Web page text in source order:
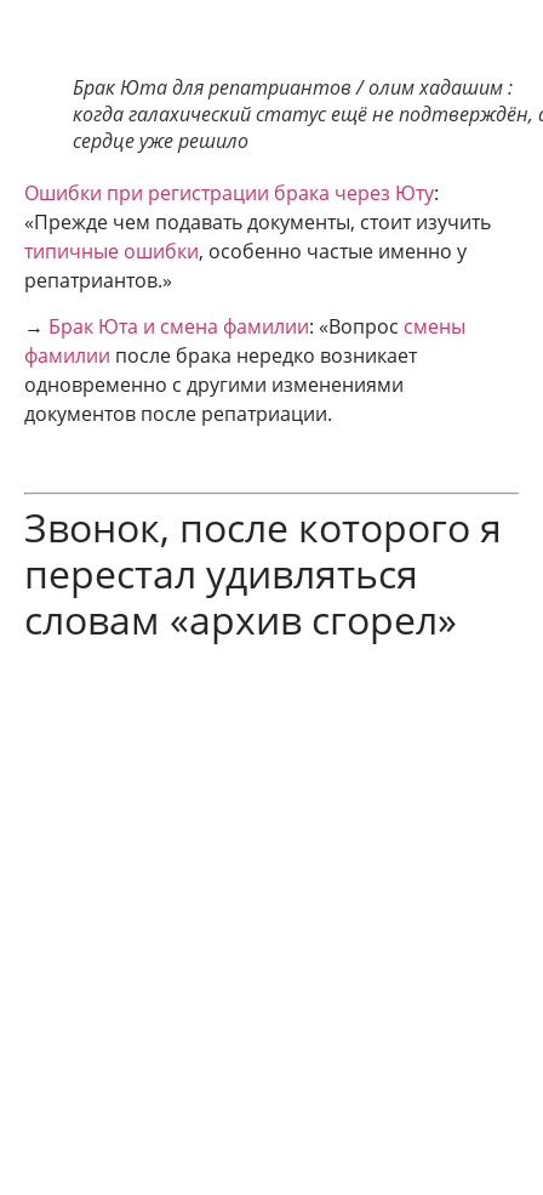
Брак Юта для репатриантов / олим хадашим :
когда галахический статус ещё не подтверждён,
сердце уже решило
Ошибки при регистрации брака через Юту:
«Прежде чем подавать документы, стоит изучить
типичные ошибки, особенно частые именно у
репатриантов.»
→ Брак Юта и смена фамилии: «Вопрос смены
фамилии после брака нередко возникает
одновременно с другими изменениями
документов после репатриации.
Звонок, после которого я
перестал удивляться
словам «архив сгорел»